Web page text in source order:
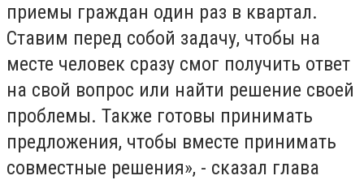
приемы граждан один раз в квартал.
Ставим перед собой задачу, чтобы на
месте человек сразу смог получить ответ
на свой вопрос или найти решение своей
проблемы. Также готовы принимать
предложения, чтобы вместе принимать
совместные решения», - сказал глава